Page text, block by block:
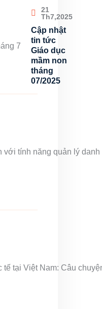
21
Th7,2025
Cập nhật
tin tức
Giáo dục
mầm non
tháng
07/2025